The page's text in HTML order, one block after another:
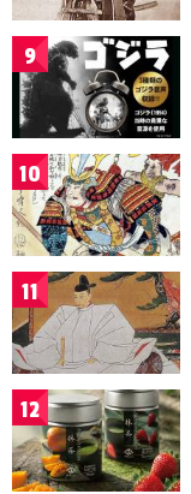
9
10
11
12